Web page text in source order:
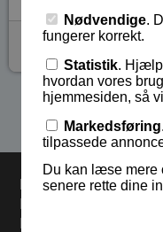
kr 229,-
Se flere
Levering
Levering 33,- eller
Nødvendige.
fungerer korrekt.
Statistik.
hvordan vores
hjemmesiden, så
Markedsføring
tilpassede
Du kan læse mere
senere rette dine